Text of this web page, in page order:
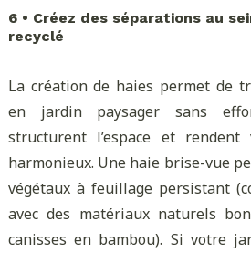
6 • Créez des séparations au
recyclé
La création de haies permet de
en jardin paysager sans
structurent l’espace et
harmonieux. Une haie brise-vue
végétaux à feuillage persistant
avec des matériaux naturels
canisses en bambou). Si votre